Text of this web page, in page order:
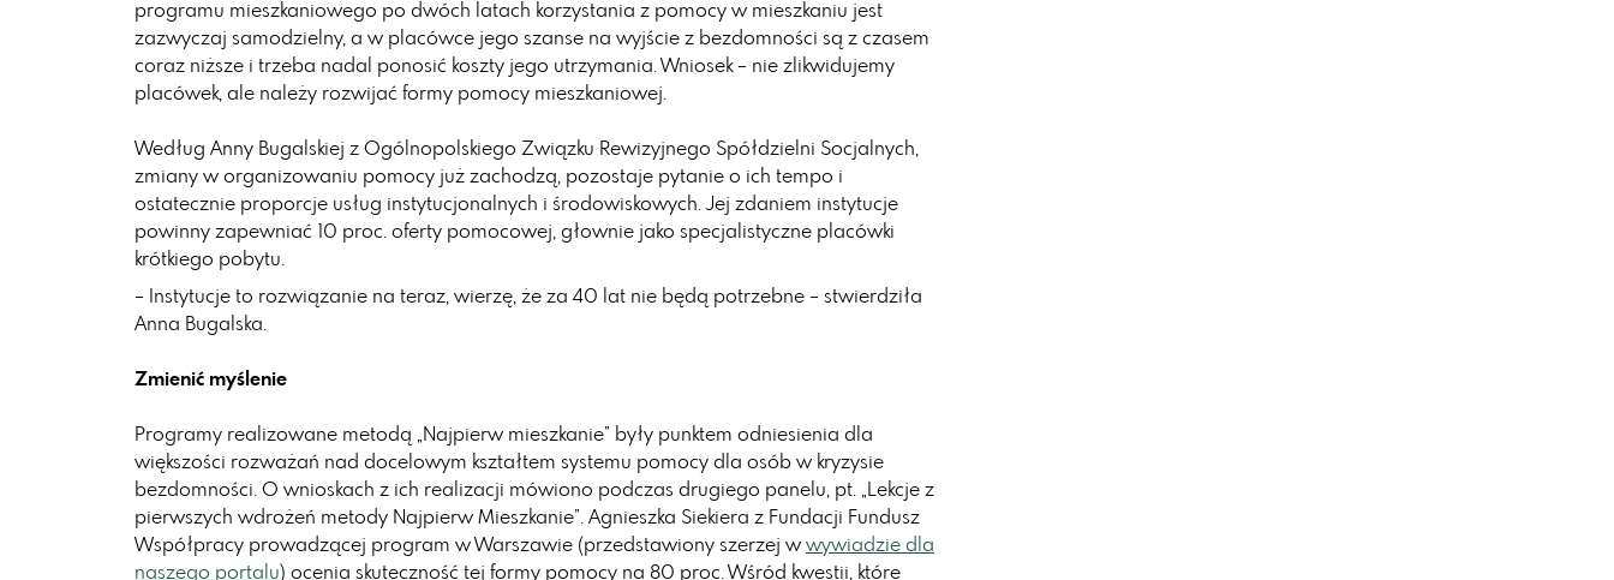
programu mieszkaniowego po dwóch latach korzystania z pomocy w mieszkaniu jest
zazwyczaj samodzielny, a w placówce jego szanse na wyjście z bezdomności są z czasem
coraz niższe i trzeba nadal ponosić koszty jego utrzymania. Wniosek – nie zlikwidujemy
placówek, ale należy rozwijać formy pomocy mieszkaniowej.
Według Anny Bugalskiej z Ogólnopolskiego Związku Rewizyjnego Spółdzielni Socjalnych,
zmiany w organizowaniu pomocy już zachodzą, pozostaje pytanie o ich tempo i
ostatecznie proporcje usług instytucjonalnych i środowiskowych. Jej zdaniem instytucje
powinny zapewniać 10 proc. oferty pomocowej, głownie jako specjalistyczne placówki
krótkiego pobytu.
– Instytucje to rozwiązanie na teraz, wierzę, że za 40 lat nie będą potrzebne – stwierdziła
Anna Bugalska.
Zmienić myślenie
Programy realizowane metodą „Najpierw mieszkanie” były punktem odniesienia dla
większości rozważań nad docelowym kształtem systemu pomocy dla osób w kryzysie
bezdomności. O wnioskach z ich realizacji mówiono podczas drugiego panelu, pt. „Lekcje z
pierwszych wdrożeń metody Najpierw Mieszkanie”. Agnieszka Siekiera z Fundacji Fundusz
Współpracy prowadzącej program w Warszawie (przedstawiony szerzej w wywiadzie dla
naszego portalu) ocenia skuteczność tej formy pomocy na 80 proc. Wśród kwestii, które